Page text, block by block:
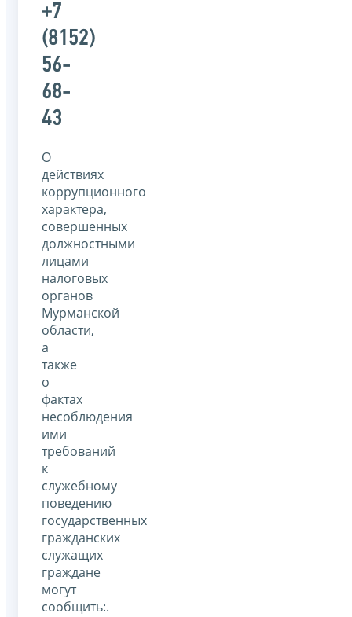
+7
(8152)
56-
68-
43
О
действиях
коррупционного
характера,
совершенных
должностными
лицами
налоговых
органов
Мурманской
области,
а
также
о
фактах
несоблюдения
ими
требований
к
служебному
поведению
государственных
гражданских
служащих
граждане
могут
сообщить:.